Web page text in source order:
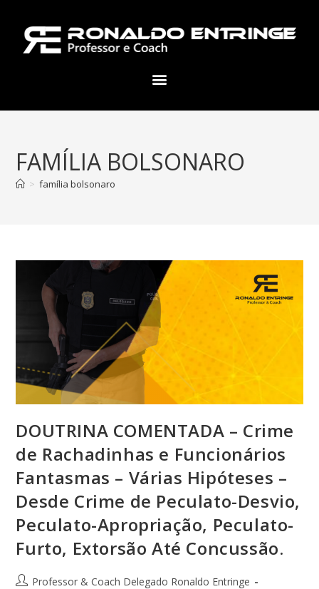
FAMÍLIA BOLSONARO
> família bolsonaro
DOUTRINA COMENTADA – Crime
de Rachadinhas e Funcionários
Fantasmas – Várias Hipóteses –
Desde Crime de Peculato-Desvio,
Peculato-Apropriação, Peculato-
Furto, Extorsão Até Concussão.
Professor & Coach Delegado Ronaldo Entringe